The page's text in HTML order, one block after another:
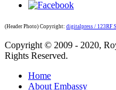
(Header Photo) Copyright: digitalpress / 123RF
Copyright © 2009 - 2020,
Rights Reserved.
Home
About Embassy